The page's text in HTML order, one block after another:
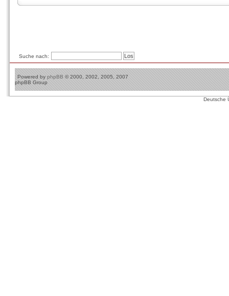
Suche nach:
Powered by phpBB © 2000, 2002, 2005, 2007
phpBB Group
Deutsche